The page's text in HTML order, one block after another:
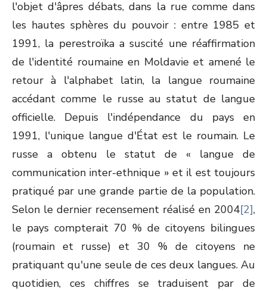
l'objet d'âpres débats, dans la rue comme dans
les hautes sphères du pouvoir : entre 1985 et
1991, la perestroïka a suscité une réaffirmation
de l'identité roumaine en Moldavie et amené le
retour à l'alphabet latin, la langue roumaine
accédant comme le russe au statut de langue
officielle. Depuis l'indépendance du pays en
1991, l'unique langue d'État est le roumain. Le
russe a obtenu le statut de « langue de
communication inter-ethnique » et il est toujours
pratiqué par une grande partie de la population.
Selon le dernier recensement réalisé en 2004[2],
le pays compterait 70 % de citoyens bilingues
(roumain et russe) et 30 % de citoyens ne
pratiquant qu'une seule de ces deux langues. Au
quotidien, ces chiffres se traduisent par de